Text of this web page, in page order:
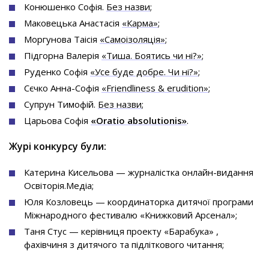
Конюшенко Софія. Без назви;
Маковецька Анастасія «Карма»;
Моргунова Таісія «Самоізоляція»;
Підгорна Валерія «Тиша. Боятись чи ні?»;
Руденко Софія «Усе буде добре. Чи ні?»;
Сєчко Анна-Софія «Friendliness & erudition»;
Супрун Тимофій. Без назви;
Царьова Софія «Oratio absolutionis».
Журі конкурсу були:
Катерина Кисельова — журналістка онлайн-видання
Освіторія.Медіа;
Юля Козловець — координаторка дитячої програми
Міжнародного фестивалю «Книжковий Арсенал»;
Таня Стус — керівниця проекту «Барабука» ,
фахівчиня з дитячого та підліткового читання;